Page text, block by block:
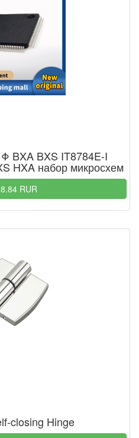
BXA BXS IT8784E-I
HXA набор микросхем
RUR
closing Hinge